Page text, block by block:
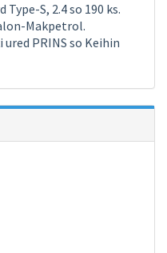
S, 2.4 so 190 ks.
Makpetrol.
PRINS so Keihin